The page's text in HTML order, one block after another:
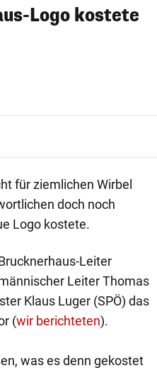
Logo kostete
für ziemlichen Wirbel
doch noch
Logo kostete.
Leiter
Leiter Thomas
Klaus Luger (SPÖ) das
(wir berichteten).
was es denn gekostet